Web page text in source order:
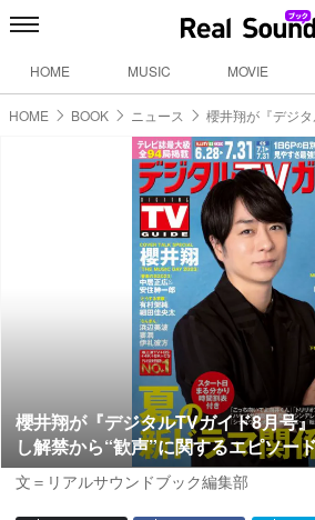
HOME MUSIC MOVIE
HOME BOOK ニュース 櫻井翔が『デジ
櫻井翔が『デジタルTVガイド8月号
し解禁から“歓声”に関するエピソー
文＝リアルサウンドブック編集部